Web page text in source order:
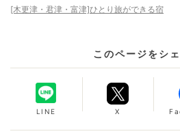
[木更津・君津・富津]ひとり旅ができる宿
このページをシ
LINE X